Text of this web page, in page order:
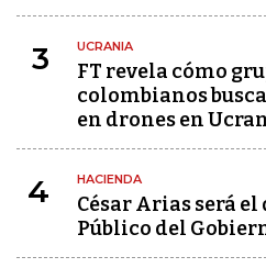
3 UCRANIA
FT revela cómo
colombianos
en drones en
4 HACIENDA
César Arias será
Público del